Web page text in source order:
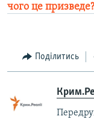
чого це призведе?​
Поділитись